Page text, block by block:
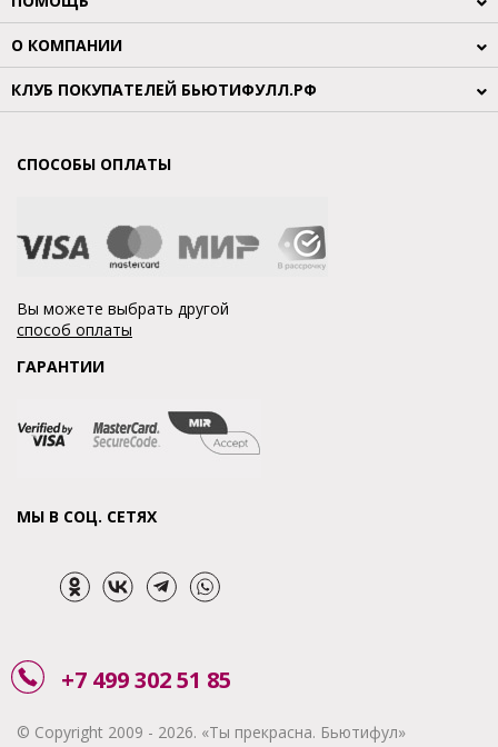
О КОМПАНИИ
КЛУБ ПОКУПАТЕЛЕЙ БЬЮТИФУЛЛ.РФ
СПОСОБЫ ОПЛАТЫ
Вы можете выбрать другой
способ оплаты
ГАРАНТИИ
МЫ В СОЦ. СЕТЯХ
+7 499 302 51 85
© Copyright 2009 - 2026. «Ты прекрасна. Бьютифул»